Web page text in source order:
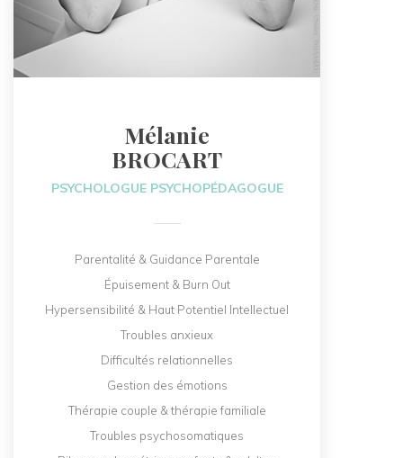
Mélanie
BROCART
PSYCHOLOGUE PSYCHOPÉDAGOGUE
Parentalité & Guidance Parentale
Épuisement & Burn Out
Hypersensibilité & Haut Potentiel Intellectuel
Troubles anxieux
Difficultés relationnelles
Gestion des émotions
Thérapie couple & thérapie familiale
Troubles psychosomatiques